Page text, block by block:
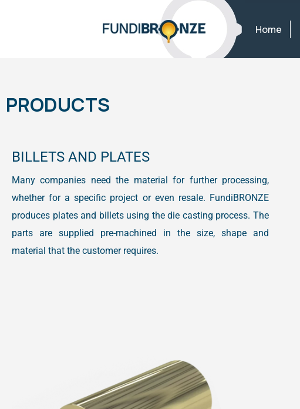
Home
PRODUCTS
BILLETS AND PLATES
Many companies need the material for further processing,
whether for a specific project or even resale. FundiBRONZE
produces plates and billets using the die casting process. The
parts are supplied pre-machined in the size, shape and
material that the customer requires.